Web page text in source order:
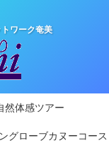
ワーク奄美
然体感ツアー
グローブカヌーコース